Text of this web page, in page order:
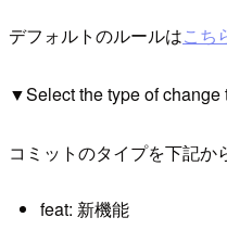
デフォルトのルールはこち
▼Select the type of change
コミットのタイプを下記か
feat: 新機能